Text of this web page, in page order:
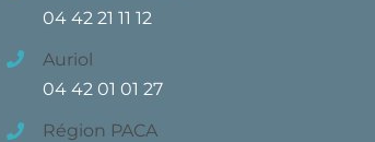
04 42 21 11 12
Auriol
04 42 01 01 27
Région PACA